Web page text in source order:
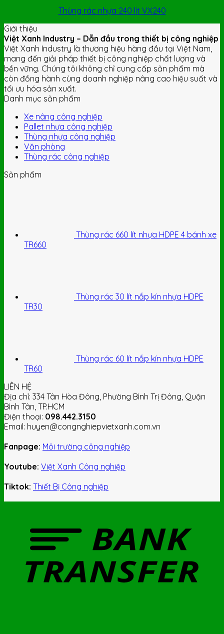
Thùng rác nhựa 240 lít VX240
Giới thiệu
Việt Xanh Industry – Dẫn đầu trong thiết bị công nghiệp
Việt Xanh Industry là thương hiệu hàng đầu tại Việt Nam,
mang đến giải pháp thiết bị công nghiệp chất lượng và
bền vững. Chúng tôi không chỉ cung cấp sản phẩm mà
còn đồng hành cùng doanh nghiệp nâng cao hiệu suất và
tối ưu hóa sản xuất.
Danh mục sản phẩm
Xe nâng công nghiệp
Pallet nhựa công nghiệp
Thùng nhựa công nghiệp
Văn phòng
Thùng rác công nghiệp
Sản phẩm
Thùng rác 660 lít nhựa HDPE 4 bánh xe
TR660
Thùng rác 30 lít nắp kín nhựa HDPE
TR30
Thùng rác 60 lít nắp kín nhựa HDPE
TR60
LIÊN HỆ
Địa chỉ: 334 Tân Hòa Đông, Phường Bình Trị Đông, Quận
Bình Tân, TP.HCM
Điện thoại: 098.442.3150
Email: huyen@congnghiepvietxanh.com.vn
Fanpage: Môi trường công nghiệp
Youtube: Việt Xanh Công nghiệp
Tiktok: Thiết Bị Công nghiệp